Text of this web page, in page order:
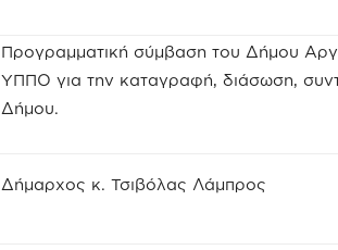
Προγραμματική σύμβαση του Δήμου
ΥΠΠΟ για την καταγραφή, διάσωση,
Δήμου.
Δήμαρχος κ. Τσιβόλας Λάμπρος